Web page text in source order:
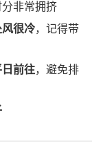
非常拥挤
很冷，记得带
前往，避免排